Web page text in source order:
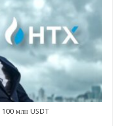
100 млн USDT